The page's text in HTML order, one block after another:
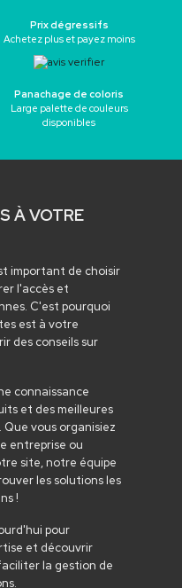
Prix dégressifs
Achetez plus et payez moins
Panachage de coloris
Large palette de couleurs
disponibles
À VOTRE
important de choisir
l'accès et
C'est pourquoi
est à votre
des conseils sur
connaissance
et des meilleures
vous organisiez
entreprise ou
site, notre équipe
les solutions les
!
pour
et découvrir
la gestion de